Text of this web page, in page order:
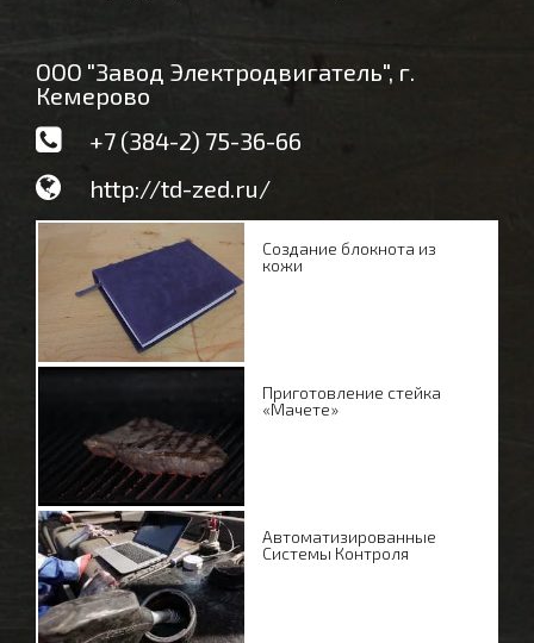
ООО "Завод Электродвигатель", г.
Кемерово
+7 (384-2) 75-36-66
http://td-zed.ru/
Создание блокнота из
кожи
Приготовление стейка
«Мачете»
Автоматизированные
Системы Контроля